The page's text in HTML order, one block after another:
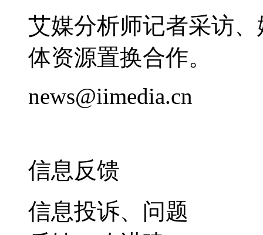
艾媒分析师记者采访
体资源置换合作。
news@iimedia.cn
信息反馈
信息投诉、问题